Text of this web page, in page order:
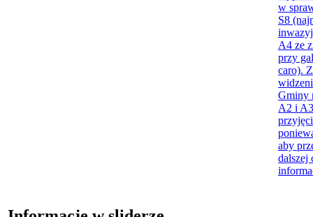
w
S8
A4 ze
przy
caro).
Gminy
A2 i
aby
dalszej